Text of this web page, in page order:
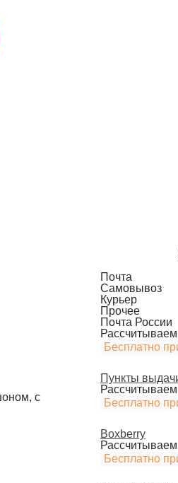
Почта
Самовывоз
Курьер
Прочее
Почта России
Рассчитываем
Бесплатно
Пункты
Рассчитываем
Бесплатно
Boxberry
Рассчитываем
Бесплатно
с